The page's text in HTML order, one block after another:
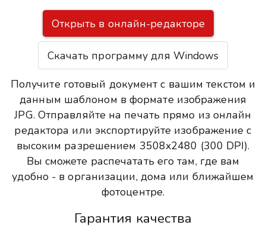
Открыть в онлайн-редакторе
Скачать программу для Windows
Получите готовый документ с вашим текстом и
данным шаблоном в формате изображения
JPG. Отправляйте на печать прямо из онлайн
редактора или экспортируйте изображение с
высоким разрешением 3508x2480 (300 DPI).
Вы сможете распечатать его там, где вам
удобно - в организации, дома или ближайшем
фотоцентре.
Гарантия качества